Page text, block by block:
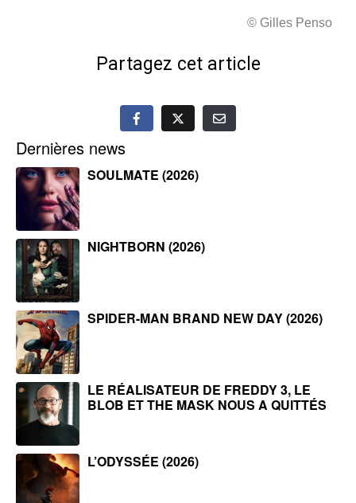
© Gilles Penso
Partagez cet article
Dernières news
SOULMATE (2026)
NIGHTBORN (2026)
SPIDER-MAN BRAND NEW DAY (2026)
LE RÉALISATEUR DE FREDDY 3, LE
BLOB ET THE MASK NOUS A QUITTÉS
L’ODYSSÉE (2026)